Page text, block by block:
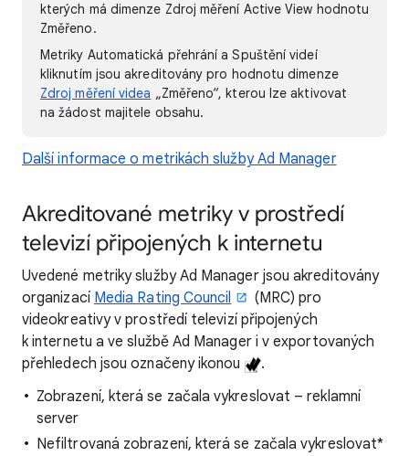
kterých má dimenze Zdroj měření Active View hodnotu
Změřeno.
Metriky Automatická přehrání a Spuštění videí
kliknutím jsou akreditovány pro hodnotu dimenze
Zdroj měření videa „Změřeno“, kterou lze aktivovat
na žádost majitele obsahu.
Další informace o metrikách služby Ad Manager
Akreditované metriky v prostředí
televizí připojených k internetu
Uvedené metriky služby Ad Manager jsou akreditovány
organizací Media Rating Council
(MRC) pro
videokreativy v prostředí televizí připojených
k internetu a ve službě Ad Manager i v exportovaných
přehledech jsou označeny ikonou
.
Zobrazení, která se začala vykreslovat – reklamní
server
Nefiltrovaná zobrazení, která se začala vykreslovat*